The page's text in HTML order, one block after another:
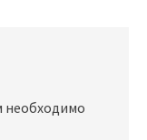
необходимо